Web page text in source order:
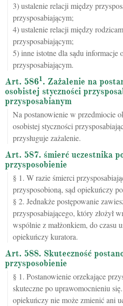
3) ustalenie relacji między
przysposabiającym;
4) ustalenie relacji między
przysposabiającym;
5) inne istotne dla sądu informacje
przysposabiającym.
Art. 5861. Zażalenie na
osobistej styczności
przysposabianym
Na postanowienie w przedmiocie
osobistej styczności
przysługuje zażalenie.
Art. 587. śmierć uczestnika
przysposobienie
§ 1. W razie śmierci
przysposobioną, sąd opiekuńczy
§ 2. Jednakże postępowanie
przysposabiającego, który złożył
wspólnie z małżonkiem, do czasu
opiekuńczy kuratora.
Art. 588. Skuteczność
przysposobienie
§ 1. Postanowienie orzekające
skuteczne po uprawomocnieniu
opiekuńczy nie może zmienić ani